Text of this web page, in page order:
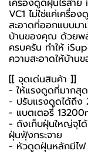
เครื่องดูดฝุ่นไร้สา
VC1 ไม่ใช่แค่เครื่อ
สะอาดที่ออกแบบมา
บ้านของคุณ ด้วยพ
ครบครัน ทำให้
ความสะอาดให้บ้าน
[[ จุดเด่นสินค้า ]]
- ให้แรงดูดที่มากสุ
- ปรับแรงดูดได้ถึง
- แบตเตอรี่
- ถังเก็บฝุ่นใหญ่จุไ
ฝุ่นฟุ้งกระจาย
- หัวดูดฝุ่นหลักมีไฟ